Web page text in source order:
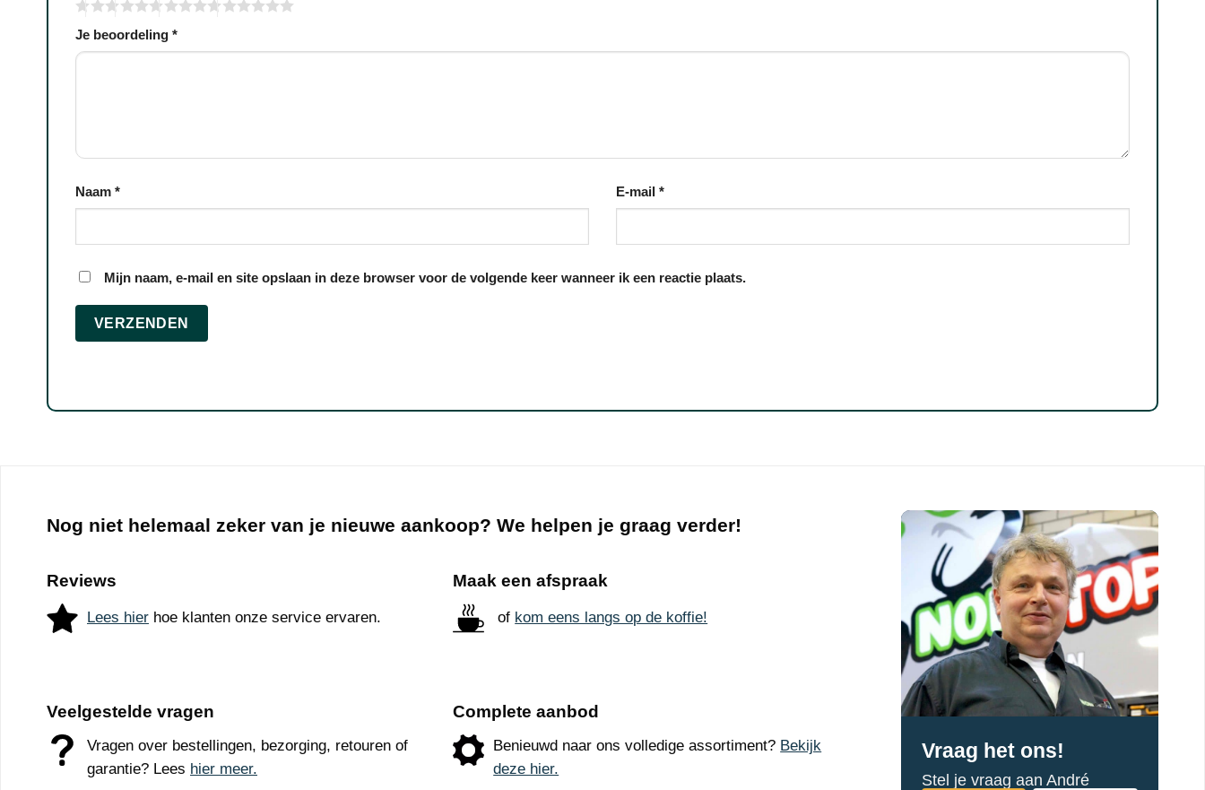
Je beoordeling *
Naam * E-mail *
Mijn naam, e-mail en site opslaan in deze browser voor de volgende keer wanneer ik een reactie plaats.
Nog niet helemaal zeker van je nieuwe aankoop? We helpen je graag verder!
Reviews
Lees hier hoe klanten onze service ervaren.
Maak een afspraak
of kom eens langs op de koffie!
Veelgestelde vragen
Vragen over bestellingen, bezorging, retouren of
garantie? Lees hier meer.
Complete aanbod
Benieuwd naar ons volledige assortiment? Bekijk
deze hier.
Vraag het ons!
Stel je vraag aan André